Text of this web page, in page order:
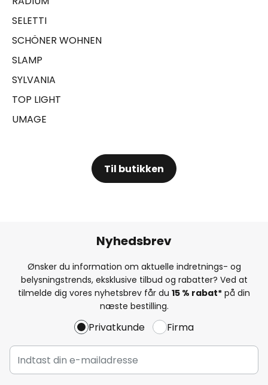
SELETTI
SCHÖNER WOHNEN
SLAMP
SYLVANIA
TOP LIGHT
UMAGE
Til butikken
Nyhedsbrev
Ønsker du information om aktuelle indretnings- og
belysningstrends, eksklusive tilbud og rabatter? Ved at
tilmelde dig vores nyhetsbrev får du 15 % rabat* på din
næste bestilling.
Privatkunde Firma